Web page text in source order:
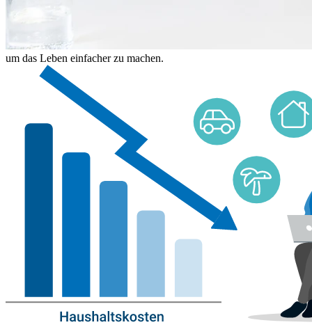
um das Leben einfacher zu machen.